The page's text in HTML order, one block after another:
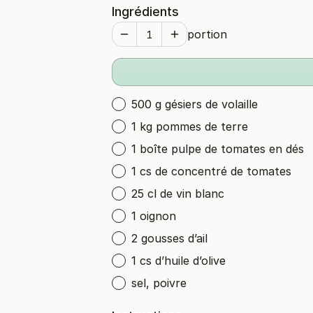
Ingrédients
portion
500 g gésiers de volaille
1 kg pommes de terre
1 boîte pulpe de tomates en dés
1 cs de concentré de tomates
25 cl de vin blanc
1 oignon
2 gousses d’ail
1 cs d’huile d’olive
sel, poivre